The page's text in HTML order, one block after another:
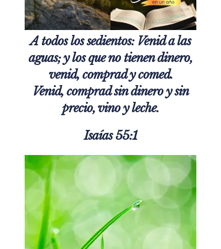
A todos los sedientos: Venid a las
aguas; y los que no tienen dinero,
venid, comprad y comed.
Venid, comprad sin dinero y sin
precio, vino y leche.
Isaías 55:1